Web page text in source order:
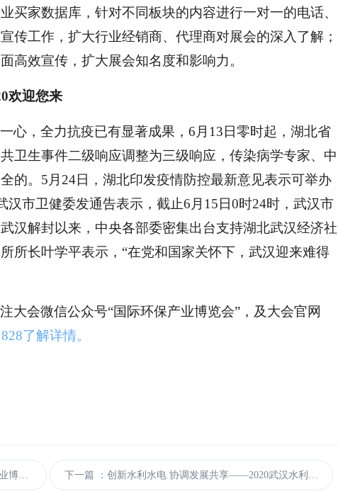
买家数据库，针对不同板块的内容进行一对一的电话、
传工作，扩大行业经销商、代理商对展会的深入了解；
高效宣传，扩大展会知名度和影响力。
欢迎您来
心，全力抗疫已有显著成果， 6月13日零时起，湖北省
卫生事件二级响应调整为三级响应，传染病学专家、中
的。5月24日，湖北印发疫情防控最新意见表示可举办
汉市卫健委发通告表示，截止6月15日0时24时，武汉市
汉解封以来， 中央各部委密集出台支持湖北武汉经济社
所长叶学平表示， “在党和国家关怀下，武汉迎来难得
大会微信公众号“国际环保产业博览会”，及大会官网
了解详情。
新引擎 下一篇 ：创新水利水电 协调发展共享——2020武汉水利水电博览会11月4日亮相江城